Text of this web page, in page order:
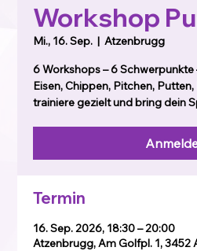
Workshop
Mi., 16. Sep.
  |
Atzenbrugg
6 Workshops – 6 Schwerpunkte
Eisen, Chippen, Pitchen,
trainiere gezielt und bring dein
Termin
16. Sep. 2026, 18:30 – 20:00
Atzenbrugg, Am Golfpl. 1,